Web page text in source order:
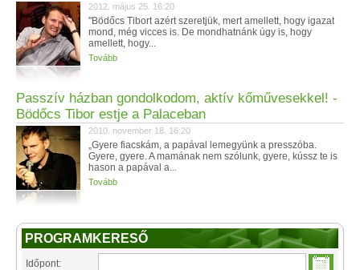
2012. május 25. 16:20
"Bödőcs Tibort azért szeretjük, mert amellett, hogy igazat
mond, még vicces is. De mondhatnánk úgy is, hogy
amellett, hogy...
Tovább
Passzív házban gondolkodom, aktív kőművesekkel! -
Bödőcs Tibor estje a Palaceban
2010. november 18. 16:20
„Gyere fiacskám, a papával lemegyünk a presszóba.
Gyere, gyere. A mamának nem szólunk, gyere, kússz te is
hason a papával a...
Tovább
PROGRAMKERESŐ
Időpont: